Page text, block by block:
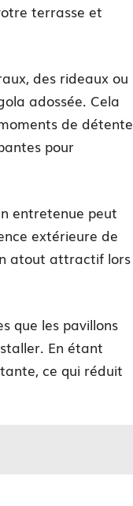
terrasse et
des rideaux ou
adossée. Cela
de détente
pour
entretenue peut
extérieure de
atout attractif lors
que les pavillons
En étant
ce qui réduit